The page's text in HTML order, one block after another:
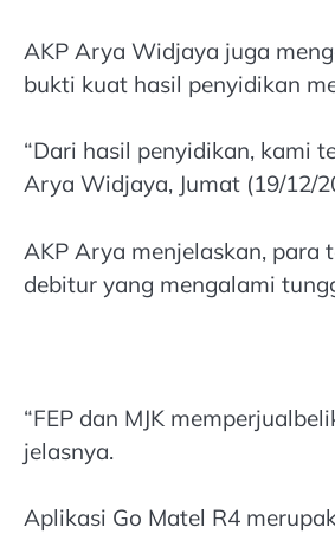
AKP Arya Widjaya juga
bukti kuat hasil penyidikan
“Dari hasil penyidikan, kami
Arya Widjaya, Jumat (19/12/
AKP Arya menjelaskan, para
debitur yang mengalami
“FEP dan MJK
jelasnya.
Aplikasi Go Matel R4